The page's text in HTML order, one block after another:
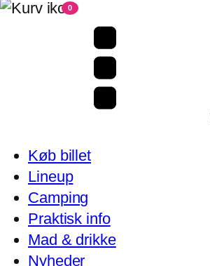
0
Køb billet
Lineup
Camping
Praktisk info
Mad & drikke
Nyheder